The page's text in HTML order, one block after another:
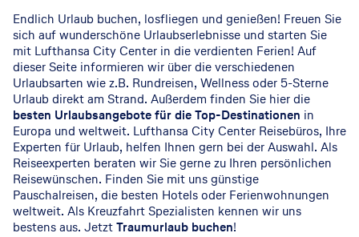
Endlich Urlaub buchen, losfliegen und genießen! Freuen Sie
sich auf wunderschöne Urlaubserlebnisse und starten Sie
mit Lufthansa City Center in die verdienten Ferien! Auf
dieser Seite informieren wir über die verschiedenen
Urlaubsarten wie z.B. Rundreisen, Wellness oder 5-Sterne
Urlaub direkt am Strand. Außerdem finden Sie hier die
besten Urlaubsangebote für die Top-Destinationen in
Europa und weltweit. Lufthansa City Center Reisebüros, Ihre
Experten für Urlaub, helfen Ihnen gern bei der Auswahl. Als
Reiseexperten beraten wir Sie gerne zu Ihren persönlichen
Reisewünschen. Finden Sie mit uns günstige
Pauschalreisen, die besten Hotels oder Ferienwohnungen
weltweit. Als Kreuzfahrt Spezialisten kennen wir uns
bestens aus. JetztTraumurlaub buchen!